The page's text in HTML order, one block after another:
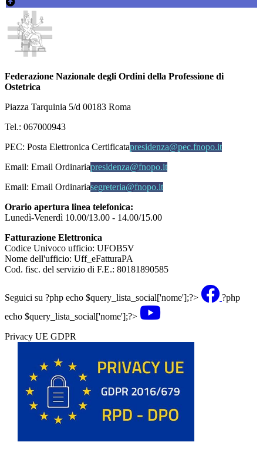
Federazione Nazionale degli Ordini della Professione di
Ostetrica
Piazza Tarquinia 5/d 00183 Roma
Tel.: 067000943
PEC: Posta Elettronica Certificatapresidenza@pec.fnopo.it
Email: Email Ordinariapresidenza@fnopo.it
Email: Email Ordinariasegreteria@fnopo.it
Orario apertura linea telefonica:
Lunedì-Venerdì 10.00/13.00 - 14.00/15.00
Fatturazione Elettronica
Codice Univoco ufficio: UFOB5V
Nome dell'ufficio: Uff_eFatturaPA
Cod. fisc. del servizio di F.E.: 80181890585
Seguici su ?php echo $query_lista_social['nome'];?>
?php
echo $query_lista_social['nome'];?>
Privacy UE GDPR